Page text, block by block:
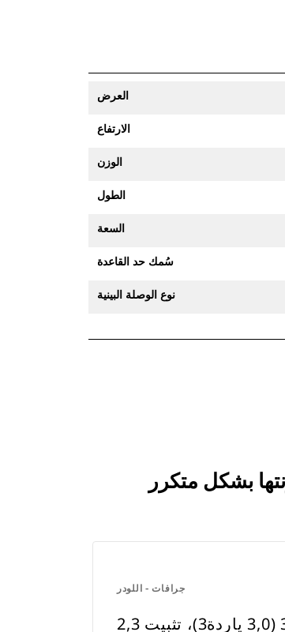
العرض
الارتفاع
الوزن
الطول
السعة
سُمك حد القاعدة
نوع الوصلة البينية
جرافات - اللودر
2,3 م3 (3,0 ياردة3)، تثبيت